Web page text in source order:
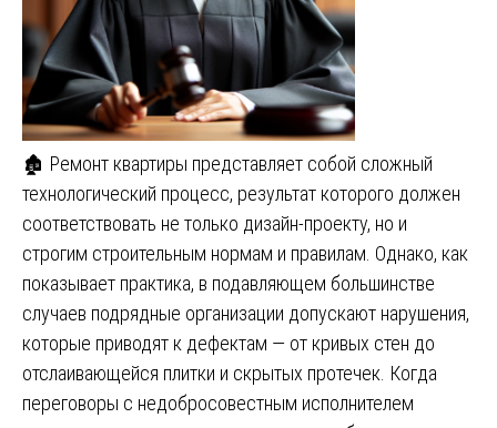
🏚️ Ремонт квартиры представляет собой сложный
технологический процесс, результат которого должен
соответствовать не только дизайн-проекту, но и
строгим строительным нормам и правилам. Однако, как
показывает практика, в подавляющем большинстве
случаев подрядные организации допускают нарушения,
которые приводят к дефектам — от кривых стен до
отслаивающейся плитки и скрытых протечек. Когда
переговоры с недобросовестным исполнителем